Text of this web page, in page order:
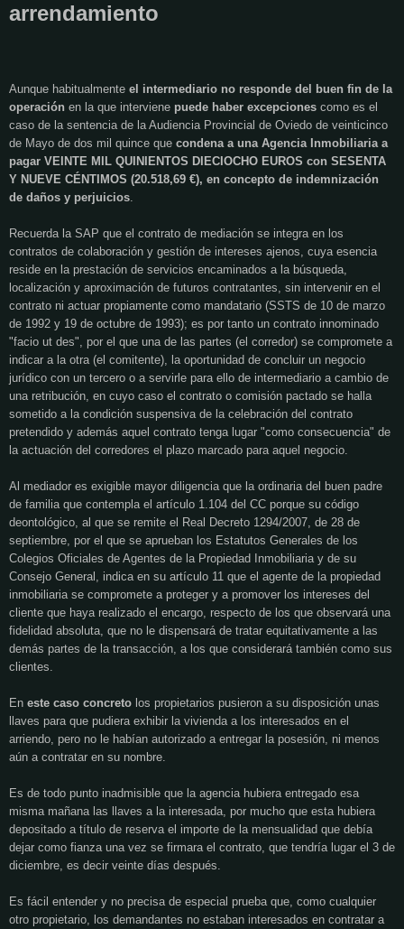
arrendamiento
Aunque habitualmente el intermediario no responde del buen fin de la
operación en la que interviene puede haber excepciones como es el
caso de la sentencia de la Audiencia Provincial de Oviedo de veinticinco
de Mayo de dos mil quince que condena a una Agencia Inmobiliaria a
pagar VEINTE MIL QUINIENTOS DIECIOCHO EUROS con SESENTA
Y NUEVE CÉNTIMOS (20.518,69 €), en concepto de indemnización
de daños y perjuicios
Recuerda la SAP que el contrato de mediación se integra en los
contratos de colaboración y gestión de intereses ajenos, cuya esencia
reside en la prestación de servicios encaminados a la búsqueda,
localización y aproximación de futuros contratantes, sin intervenir en el
contrato ni actuar propiamente como mandatario (SSTS de 10 de marzo
de 1992 y 19 de octubre de 1993); es por tanto un contrato innominado
"facio ut des", por el que una de las partes (el corredor) se compromete a
indicar a la otra (el comitente), la oportunidad de concluir un negocio
jurídico con un tercero o a servirle para ello de intermediario a cambio de
una retribución, en cuyo caso el contrato o comisión pactado se halla
sometido a la condición suspensiva de la celebración del contrato
pretendido y además aquel contrato tenga lugar "como consecuencia" de
la actuación del corredores el plazo marcado para aquel negocio.
Al mediador es exigible mayor diligencia que la ordinaria del buen padre
de familia que contempla el artículo 1.104 del CC porque su código
deontológico, al que se remite el Real Decreto 1294/2007, de 28 de
septiembre, por el que se aprueban los Estatutos Generales de los
Colegios Oficiales de Agentes de la Propiedad Inmobiliaria y de su
Consejo General, indica en su artículo 11 que el agente de la propiedad
inmobiliaria se compromete a proteger y a promover los intereses del
cliente que haya realizado el encargo, respecto de los que observará una
fidelidad absoluta, que no le dispensará de tratar equitativamente a las
demás partes de la transacción, a los que considerará también como sus
clientes.
En este caso concreto los propietarios pusieron a su disposición unas
llaves para que pudiera exhibir la vivienda a los interesados en el
arriendo, pero no le habían autorizado a entregar la posesión, ni menos
aún a contratar en su nombre.
Es de todo punto inadmisible que la agencia hubiera entregado esa
misma mañana las llaves a la interesada, por mucho que esta hubiera
depositado a título de reserva el importe de la mensualidad que debía
dejar como fianza una vez se firmara el contrato, que tendría lugar el 3 de
diciembre, es decir veinte días después.
Es fácil entender y no precisa de especial prueba que, como cualquier
otro propietario, los demandantes no estaban interesados en contratar a